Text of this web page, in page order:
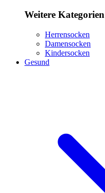
Weitere Kategorien
Herrensocken
Damensocken
Kindersocken
Gesund